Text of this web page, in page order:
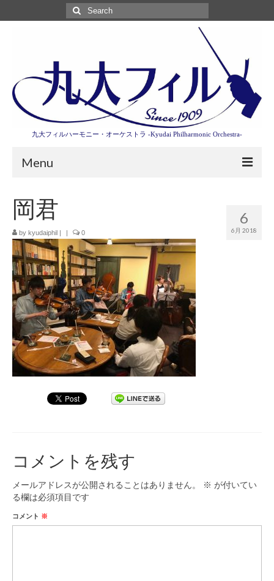
Search
for:
九大フィルハーモニー・オーケストラ -Kyudai Philharmonic Orchestra-
Menu
演奏会情報
卒業記念演奏会2027
九大フィルとは
九大フィルの歴史
ご寄付のお願い
演奏会の歴史
出張演奏
九大フィル特集ページ
6
6月 2018
岡君
by kyudaiphil 0
コメントを残す
メールアドレスが公開されることはありません。 ※ が付いてい
る欄は必須項目です
コメント ※